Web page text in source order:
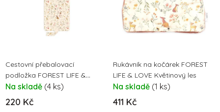
Cestovní přebalovací
podložka FOREST LIFE &
LOVE Květinový les
Na skladě (4 ks)
220 Kč
Rukávník na kočárek FOREST
LIFE & LOVE Květinový les
Na skladě (1 ks)
411 Kč